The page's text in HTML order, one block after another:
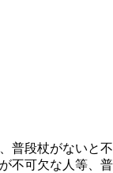
普段杖がないと不
不可欠な人等、普